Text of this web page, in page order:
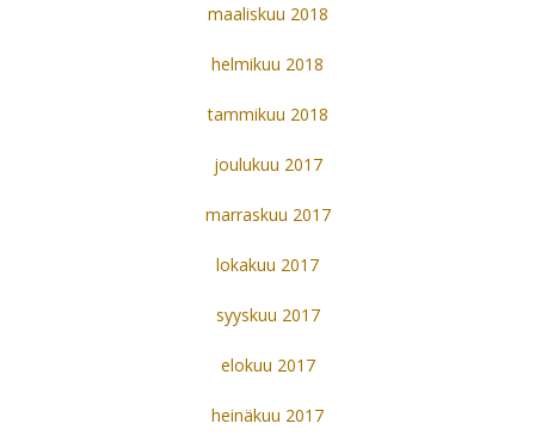
maaliskuu 2018
helmikuu 2018
tammikuu 2018
joulukuu 2017
marraskuu 2017
lokakuu 2017
syyskuu 2017
elokuu 2017
heinäkuu 2017